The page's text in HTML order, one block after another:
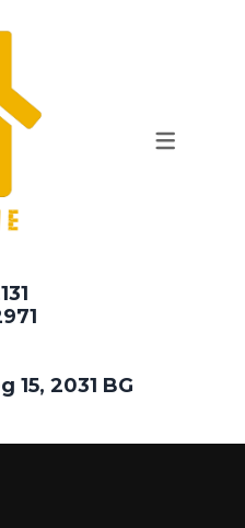
15, 2031 BG